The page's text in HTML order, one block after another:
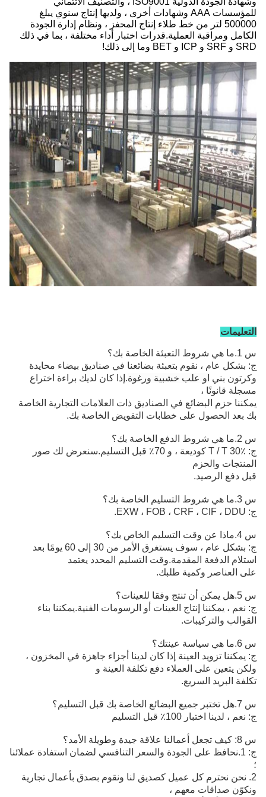
للمؤسسات AAA وشهادات أخرى ، ولديها إنتاج سنوي يبلغ
500000 لتر من خط طلاء إنتاج المحفز ، ونظام إدارة الجودة
الكامل ومراقبة العملية.قدرات اختبار أداء مختلفة ، بما في ذلك
SRD و SRF و ICP و BET وما إلى ذلك!
التعليمات
س 1.ما هي شروط التعبئة الخاصة بك؟
ج: بشكل عام ، نقوم بتعبئة بضائعنا في صناديق بيضاء محايدة
وكرتون بني او علب خشبية ورغوة.إذا كان لديك براءة اختراع
مسجلة قانونًا ،
يمكننا حزم البضائع في الصناديق ذات العلامات التجارية الخاصة
بك بعد الحصول على خطابات التفويض الخاصة بك.
س 2.ما هي شروط الدفع الخاصة بك؟
ج: T / T 30٪ كوديعة ، و 70٪ قبل التسليم.سنعرض لك صور
المنتجات والحزم
قبل دفع الرصيد.
س 3.ما هي شروط التسليم الخاصة بك؟
ج: EXW ، FOB ، CRF ، CIF ، DDU.
س 4.ماذا عن وقت التسليم الخاص بك؟
ج: بشكل عام ، سوف يستغرق الأمر من 30 إلى 60 يومًا بعد
استلام الدفعة المقدمة.وقت التسليم المحدد يعتمد
على العناصر وكمية طلبك.
س 5.هل يمكن أن تنتج وفقا للعينات؟
ج: نعم ، يمكننا إنتاج العينات أو الرسومات الفنية.يمكننا بناء
القوالب والتركيبات.
س 6.ما هي سياسة عينتك؟
ج: يمكننا تزويد العينة إذا كان لدينا أجزاء جاهزة في المخزون ،
ولكن يتعين على العملاء دفع تكلفة العينة و
تكلفة البريد السريع.
س 7.هل تختبر جميع البضائع الخاصة بك قبل التسليم؟
ج: نعم ، لدينا اختبار 100٪ قبل التسليم
س 8: كيف تجعل أعمالنا علاقة جيدة وطويلة الأمد؟
ج: 1.نحافظ على الجودة والسعر التنافسي لضمان استفادة عملائنا
2. نحن نحترم كل عميل كصديق لنا ونقوم بصدق بأعمال تجارية
ونكوّن صداقات معهم ،